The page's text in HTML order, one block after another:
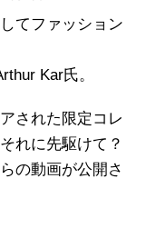
てファッション
Kar氏。
された限定コレ
れに先駆けて？
の動画が公開さ